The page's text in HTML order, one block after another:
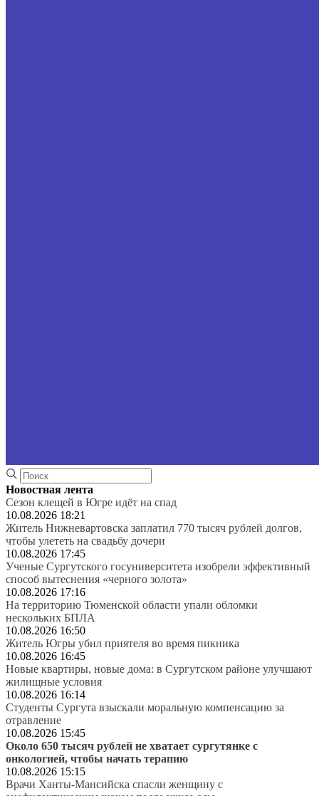
Новостная лента
Сезон клещей в Югре идёт на спад
10.08.2026 18:21
Житель Нижневартовска заплатил 770 тысяч рублей долгов,
чтобы улететь на свадьбу дочери
10.08.2026 17:45
Ученые Сургутского госуниверситета изобрели эффективный
способ вытеснения «черного золота»
10.08.2026 17:16
На территорию Тюменской области упали обломки
нескольких БПЛА
10.08.2026 16:50
Житель Югры убил приятеля во время пикника
10.08.2026 16:45
Новые квартиры, новые дома: в Сургутском районе улучшают
жилищные условия
10.08.2026 16:14
Студенты Сургута взыскали моральную компенсацию за
отравление
10.08.2026 15:45
Около 650 тысяч рублей не хватает сургутянке с
онкологией, чтобы начать терапию
10.08.2026 15:15
Врачи Ханты-Мансийска спасли женщину с